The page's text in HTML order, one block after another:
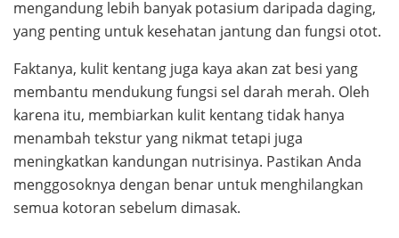
mengandung lebih banyak potasium daripada daging,
yang penting untuk kesehatan jantung dan fungsi otot.
Faktanya, kulit kentang juga kaya akan zat besi yang
membantu mendukung fungsi sel darah merah. Oleh
karena itu, membiarkan kulit kentang tidak hanya
menambah tekstur yang nikmat tetapi juga
meningkatkan kandungan nutrisinya. Pastikan Anda
menggosoknya dengan benar untuk menghilangkan
semua kotoran sebelum dimasak.